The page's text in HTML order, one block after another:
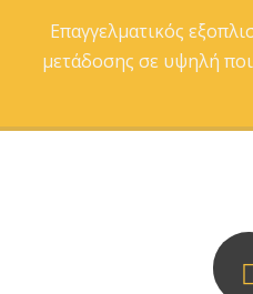
Επαγγελματικός
μετάδοσης σε υψηλή